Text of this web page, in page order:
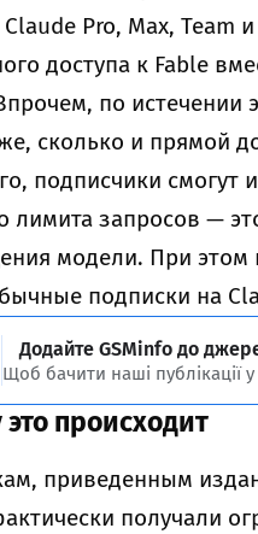
Pro, Max, Team
доступа к Fable
по истечении
сколько и прямой
подписчики смогут
лимита запросов —
модели. При
подписки на
Додайте GSMinfo до
Щоб бачити наші публікації у
происходит
приведенным
получали